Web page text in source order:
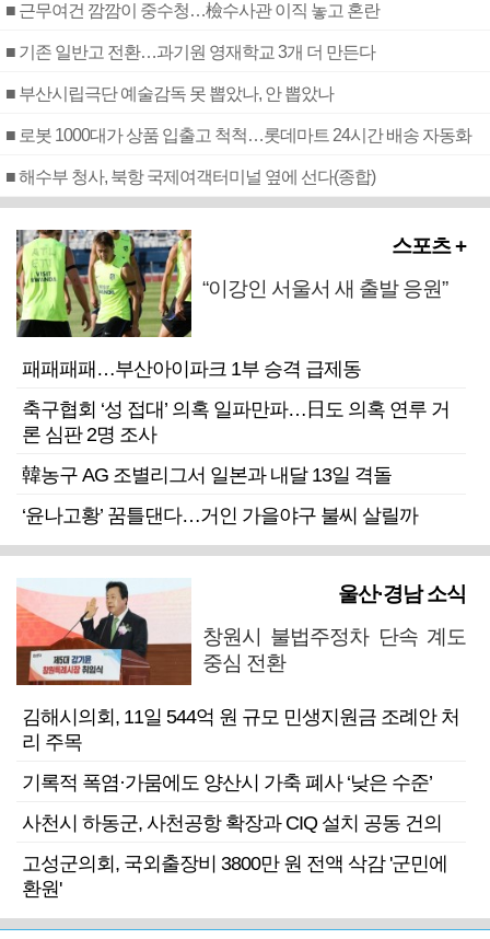
■ 근무여건 깜깜이 중수청…檢수사관 이직 놓고 혼란
■ 기존 일반고 전환…과기원 영재학교 3개 더 만든다
■ 부산시립극단 예술감독 못 뽑았나, 안 뽑았나
■ 로봇 1000대가 상품 입출고 척척…롯데마트 24시간 배송 자동화
■ 해수부 청사, 북항 국제여객터미널 옆에 선다(종합)
스포츠 +
“이강인 서울서 새 출발 응원”
패패패패…부산아이파크 1부 승격 급제동
축구협회 ‘성 접대’ 의혹 일파만파…日도 의혹 연루 거
론 심판 2명 조사
韓농구 AG 조별리그서 일본과 내달 13일 격돌
‘윤나고황’ 꿈틀댄다…거인 가을야구 불씨 살릴까
울산·경남 소식
창원시 불법주정차 단속 계도
중심 전환
김해시의회, 11일 544억 원 규모 민생지원금 조례안 처
리 주목
기록적 폭염·가뭄에도 양산시 가축 폐사 ‘낮은 수준’
사천시 하동군, 사천공항 확장과 CIQ 설치 공동 건의
고성군의회, 국외출장비 3800만 원 전액 삭감 '군민에
환원'